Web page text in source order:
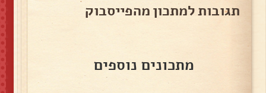
תגובות למתכון מהפייסבוק
מתכונים נוספים